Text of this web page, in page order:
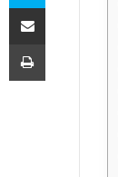
E-Posta ile paylaş